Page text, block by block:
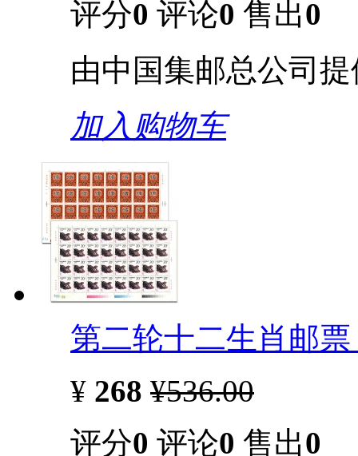
评分0 评论0 售出0
由中国集邮总公司
加入购物车
第二轮十二生肖邮
¥ 268 ¥536.00
评分0 评论0 售出0